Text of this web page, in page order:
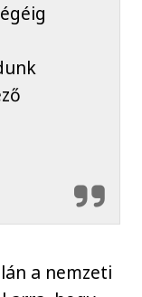
a nemzeti